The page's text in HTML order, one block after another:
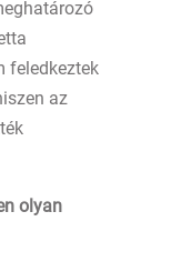
feledkeztek
az
olyan